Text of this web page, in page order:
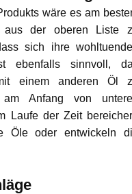
wäre es am
der oberen Liste
sich ihre
ebenfalls sinnvoll,
einem anderen Öl
Anfang von
Laufe der Zeit
Öle oder entwickeln